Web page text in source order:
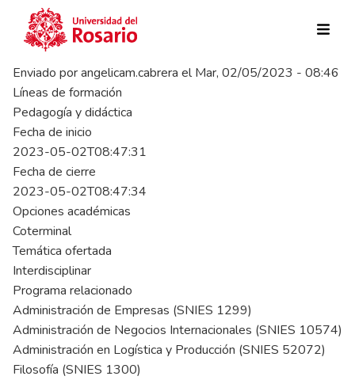
Pasar al contenido principal
Enviado porangelicam.cabrera elMar, 02/05/2023 - 08:46
Líneas de formación
Pedagogía y didáctica
Fecha de inicio
2023-05-02T08:47:31
Fecha de cierre
2023-05-02T08:47:34
Opciones académicas
Coterminal
Temática ofertada
Interdisciplinar
Programa relacionado
Administración de Empresas (SNIES 1299)
Administración de Negocios Internacionales (SNIES 10574)
Administración en Logística y Producción (SNIES 52072)
Filosofía (SNIES 1300)